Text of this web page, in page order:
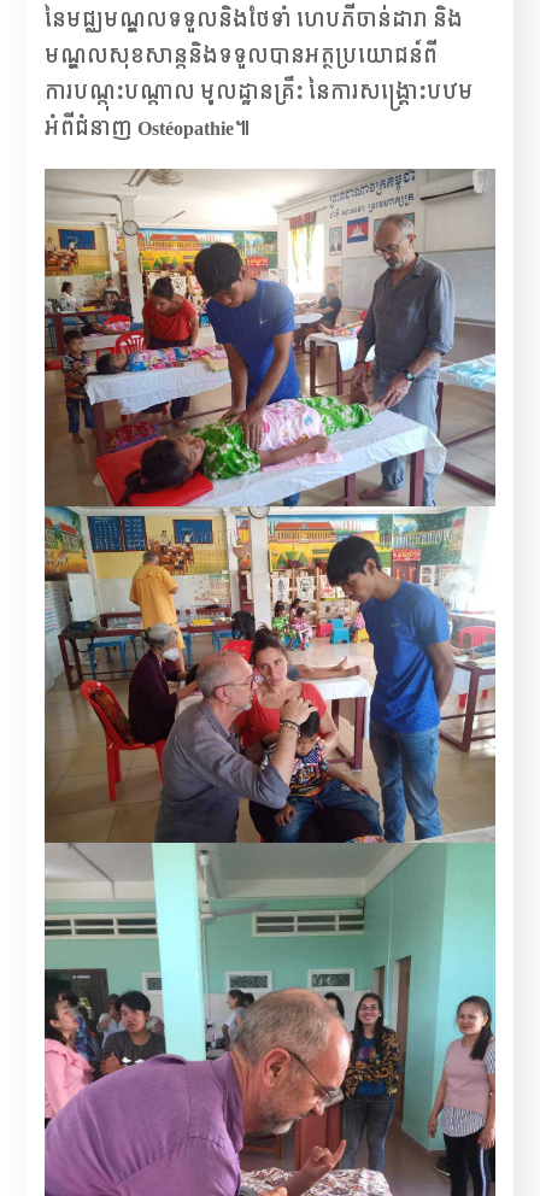
នៃមជ្ឈមណ្ឌលទទួលនិងថែទាំ ហេបភីចាន់ដារា និង
មណ្ឌលសុខសាន្តនិងទទួលបានអត្ថប្រយោជន៍ពី
ការបណ្តុះបណ្តាល មូលដ្ឋានគ្រឹះ នៃការសង្គ្រោះបឋម
អំពីជំនាញ Ostéopathie៕